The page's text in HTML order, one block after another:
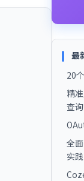
最
20
精
查询
全
实